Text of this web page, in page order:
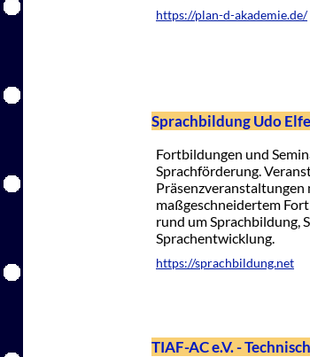
https://plan-d-akademie.de/
Sprachbildung Udo
Fortbildungen und
Sprachförderung.
maßgeschneidertem
rund um Sprachbildung,
Sprachentwicklung.
https://sprachbildung.net
TIAF-AC e.V. -